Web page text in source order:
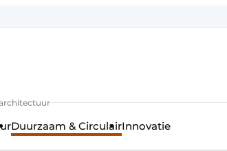
Duurzaam & CirculairInnovatie